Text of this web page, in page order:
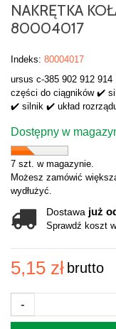
NAKRĘTKA
80004017
Indeks: 80004017
ursus c-385 902 912
części do ciągników ✔️
✔️ silnik ✔️ układ
Dostępny w
7 szt. w magazynie.
Możesz zamówić
wydłużyć.
Dostawa już
Sprawdź koszt
5,15 zł brutto
-